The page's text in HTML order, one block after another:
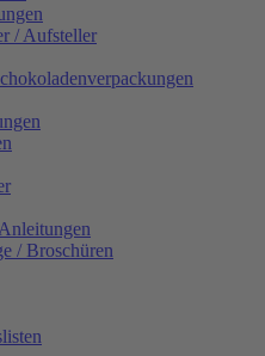
/ Aufsteller
/ Broschüren